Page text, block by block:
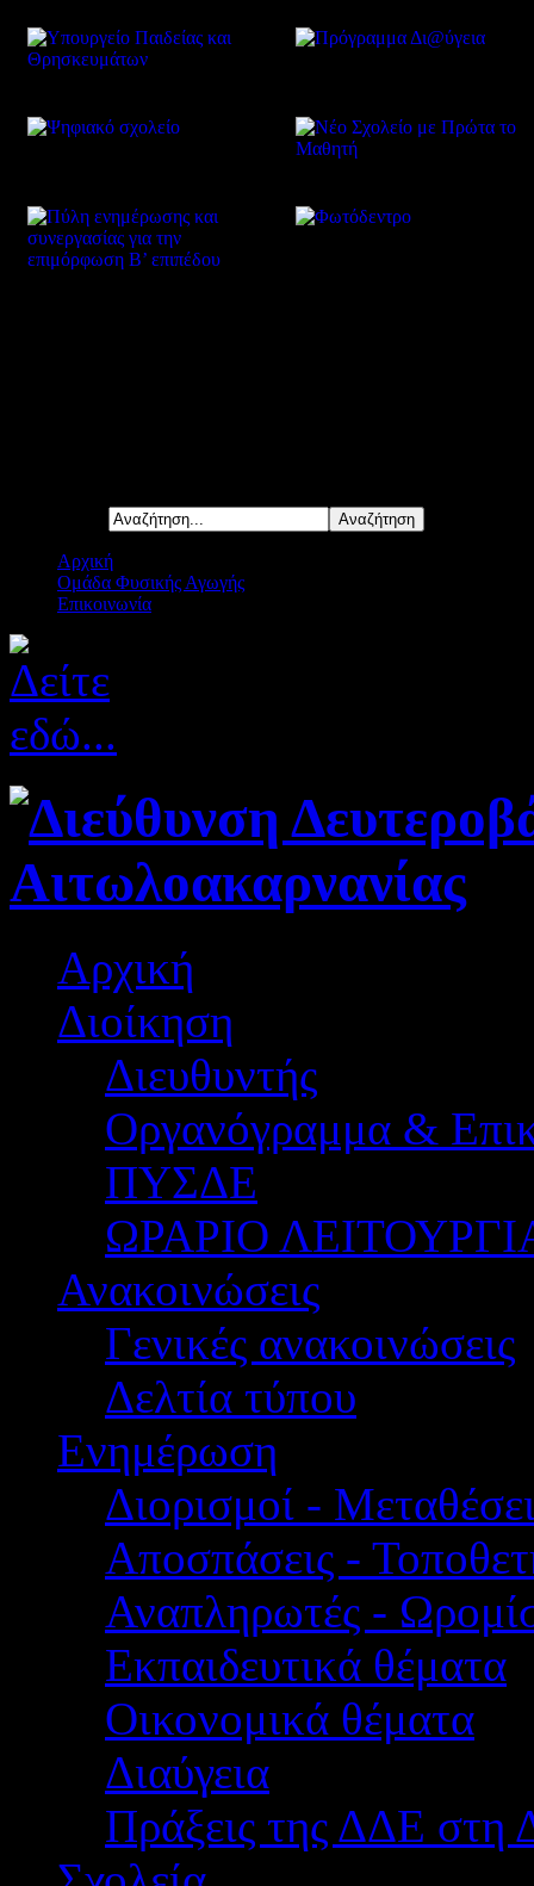
Αρχική
Ομάδα Φυσικής Αγωγής
Επικοινωνία
Αρχική
Διοίκηση
Διευθυντής
Οργανόγραμμα &
ΠΥΣΔΕ
ΩΡΑΡΙΟ
Ανακοινώσεις
Γενικές ανακοινώσεις
Δελτία τύπου
Ενημέρωση
Διορισμοί -
Αποσπάσεις -
Αναπληρωτές -
Εκπαιδευτικά θέματα
Οικονομικά θέματα
Διαύγεια
Πράξεις της ΔΔΕ στη